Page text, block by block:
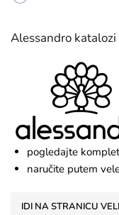
Alessandro
pogledajte
naručite putem
IDI NA STRANICU